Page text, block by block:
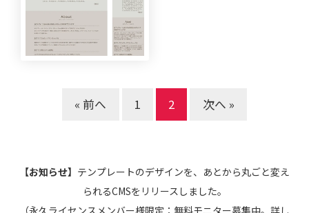
« 前へ 1 2 次へ »
【お知らせ】 テンプレートのデザインを、あとから丸ごと変え
られるCMSをリリースしました。
（永久ライセンスメンバー様限定：無料モニター募集中。詳し